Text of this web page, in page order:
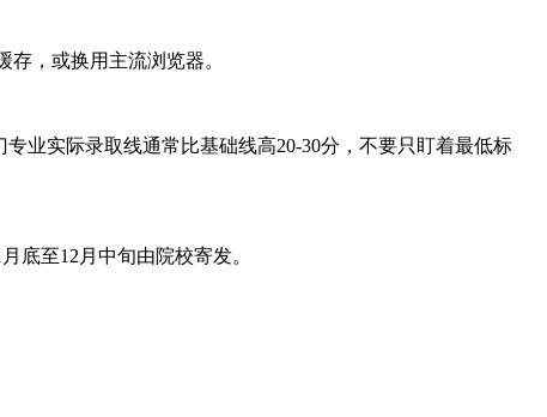
，或换用主流浏览器。
业实际录取线通常比基础线高20-30分，不要只盯着最低标
至12月中旬由院校寄发。